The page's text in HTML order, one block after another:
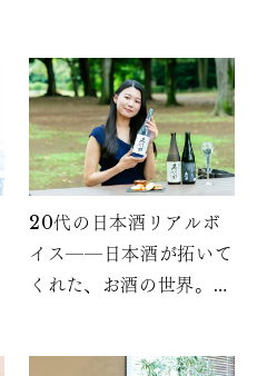
20代の日本酒リアルボ
イス――日本酒が拓いて
くれた、お酒の世界。も